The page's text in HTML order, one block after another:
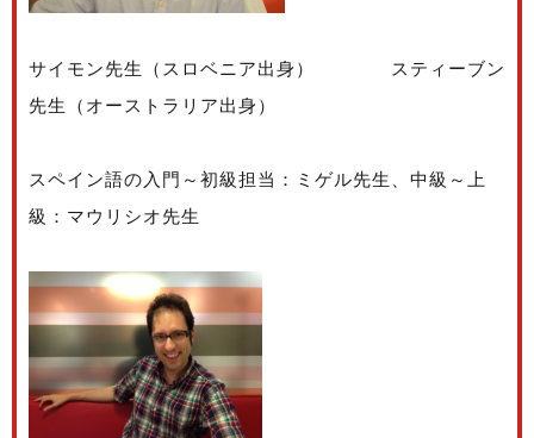
サイモン先生（スロベニア出身） スティーブン
先生（オーストラリア出身）
スペイン語の入門～初級担当：ミゲル先生、中級～上
級：マウリシオ先生